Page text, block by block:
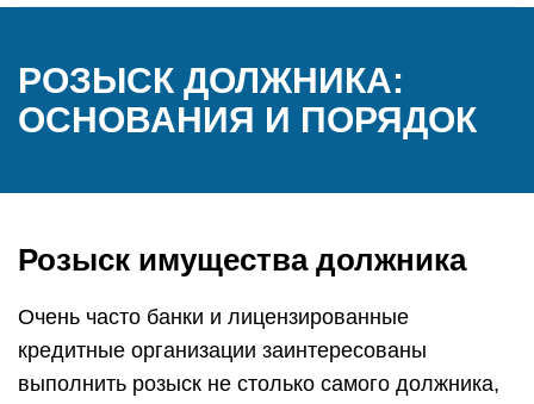
РОЗЫСК ДОЛЖНИКА:
ОСНОВАНИЯ И ПОРЯДОК
Розыск имущества должника
Очень часто банки и лицензированные
кредитные организации заинтересованы
выполнить розыск не столько самого должника,